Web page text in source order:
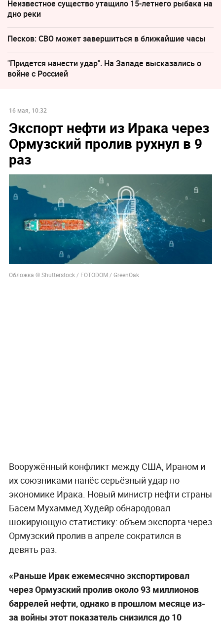
Неизвестное существо утащило 15-летнего рыбака на
дно реки
Песков: СВО может завершиться в ближайшие часы
"Придется нанести удар". На Западе высказались о
войне с Россией
16 мая, 10:32
Экспорт нефти из Ирака через
Ормузский пролив рухнул в 9
раз
Обложка © Shutterstock / FOTODOM / GreenOak
Вооружённый конфликт между США, Ираном и
их союзниками нанёс серьёзный удар по
экономике Ирака. Новый министр нефти страны
Басем Мухаммед Худейр обнародовал
шокирующую статистику: объём экспорта через
Ормузский пролив в апреле сократился в
девять раз.
«Раньше Ирак ежемесячно экспортировал
через Ормузский пролив около 93 миллионов
баррелей нефти, однако в прошлом месяце из-
за войны этот показатель снизился до 10